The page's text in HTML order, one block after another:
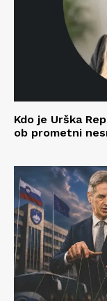
Kdo je Urška
ob prometni